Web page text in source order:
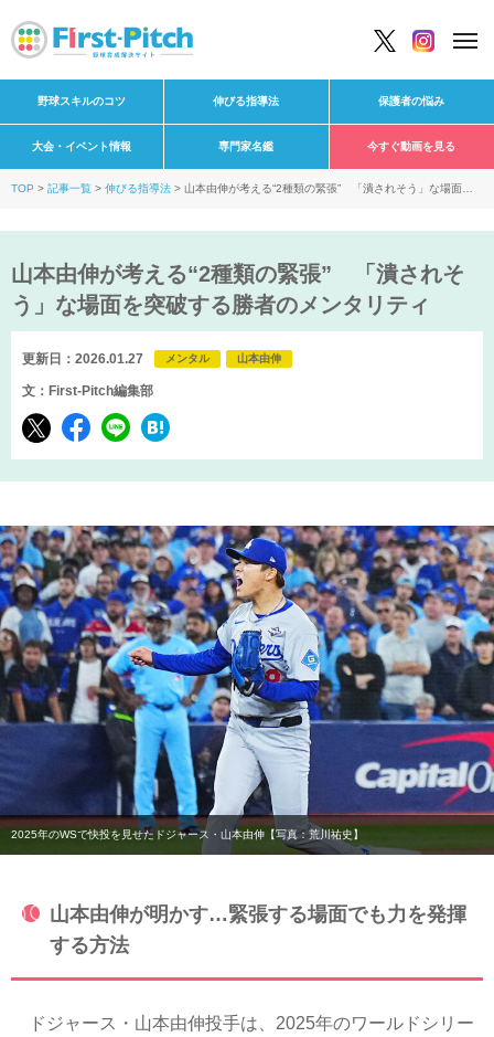
野球スキルのコツ 伸びる指導法 保護者の悩み
大会・イベント情報 専門家名鑑 今すぐ動画を見る
TOP 記事一覧 伸びる指導法
山本由伸が考える“2種類の緊張” 「潰されそう」な場面を
山本由伸が考える“2種類の緊張” 「潰されそ
う」な場面を突破する勝者のメンタリティ
更新日：2026.01.27 メンタル 山本由伸
文：First-Pitch編集部
2025年のWSで快投を見せたドジャース・山本由伸【写真：荒川祐史】
山本由伸が明かす…緊張する場面でも力を発揮
する方法
ドジャース・山本由伸投手は、2025年のワールドシリー